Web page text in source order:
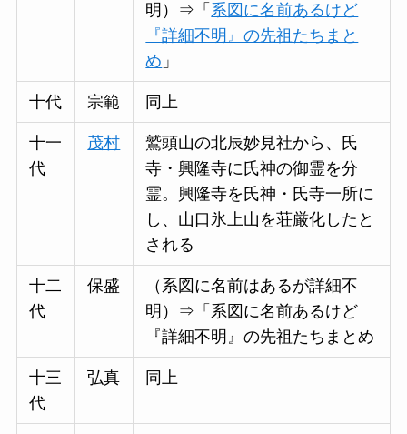
明）⇒「 系図に名前あるけど
『詳細不明』の先祖たちまと
め 」
十代 宗範 同上
十一
代
茂村
鷲頭山の北辰妙見社から、氏
寺・興隆寺に氏神の御霊を分
霊。興隆寺を氏神・氏寺一所に
し、山口氷上山を荘厳化したと
される
十二
代
保盛
（系図に名前はあるが詳細不
明）⇒「系図に名前あるけど
『詳細不明』の先祖たちまとめ
十三
代
弘真 同上